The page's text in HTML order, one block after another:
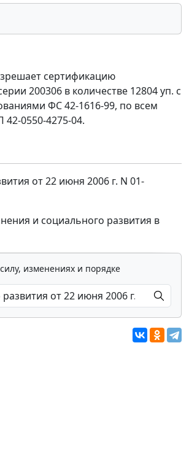
сертификацию
200306 в количестве 12804 уп. с
ФС 42-1616-99, по всем
0550-4275-04.
от 22 июня 2006 г. N 01-
и социального развития в
изменениях и порядке